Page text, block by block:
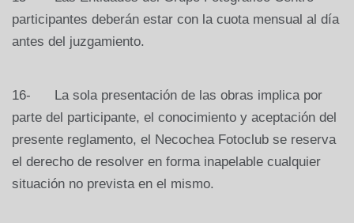
participantes deberán estar con la cuota mensual al día
antes del juzgamiento.
16- La sola presentación de las obras implica por
parte del participante, el conocimiento y aceptación del
presente reglamento, el Necochea Fotoclub se reserva
el derecho de resolver en forma inapelable cualquier
situación no prevista en el mismo.